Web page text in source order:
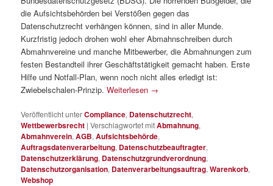
die Aufsichtsbehörden bei Verstößen gegen das
Datenschutzrecht verhängen können, sind in aller Munde.
Kurzfristig jedoch drohen wohl eher Abmahnschreiben durch
Abmahnvereine und manche Mitbewerber, die Abmahnungen zum
festen Bestandteil ihrer Geschäftstätigkeit gemacht haben. Erste
Hilfe und Notfall-Plan, wenn noch nicht alles erledigt ist:
Zwiebelschalen-Prinzip.Weiterlesen →
Veröffentlicht unterCompliance, Datenschutzrecht,
Wettbewerbsrecht |Verschlagwortet mitAbmahnung,
Abmahnverein,AGB,Aufsichtsbehörde,
Auftragsdatenverarbeitung, Datenschutzbeauftragter,
Datenschutzerklärung, Datenschutzgrundverordnung,
Datenschutzorganisation, Datenverarbeitungsauftrag,Warenkorb,
Webshop